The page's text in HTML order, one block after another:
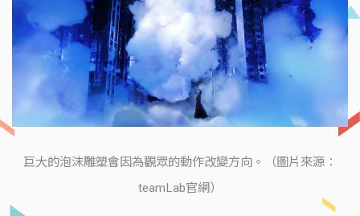
巨大的泡沫雕塑會因為觀眾的動作改變方向。（圖片來源：
teamLab官網）